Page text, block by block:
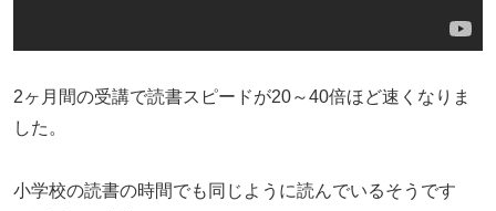
2ヶ月間の受講で読書スピードが20～40倍ほど速くなりま
した。
小学校の読書の時間でも同じように読んでいるそうです